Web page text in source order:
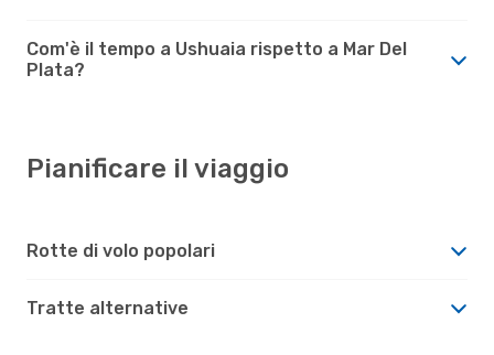
Com'è il tempo a Ushuaia rispetto a Mar Del
Plata?
Pianificare il viaggio
Rotte di volo popolari
Tratte alternative